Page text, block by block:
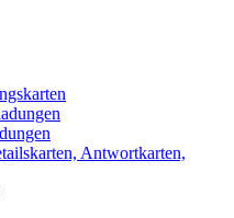
Antwortkarten,